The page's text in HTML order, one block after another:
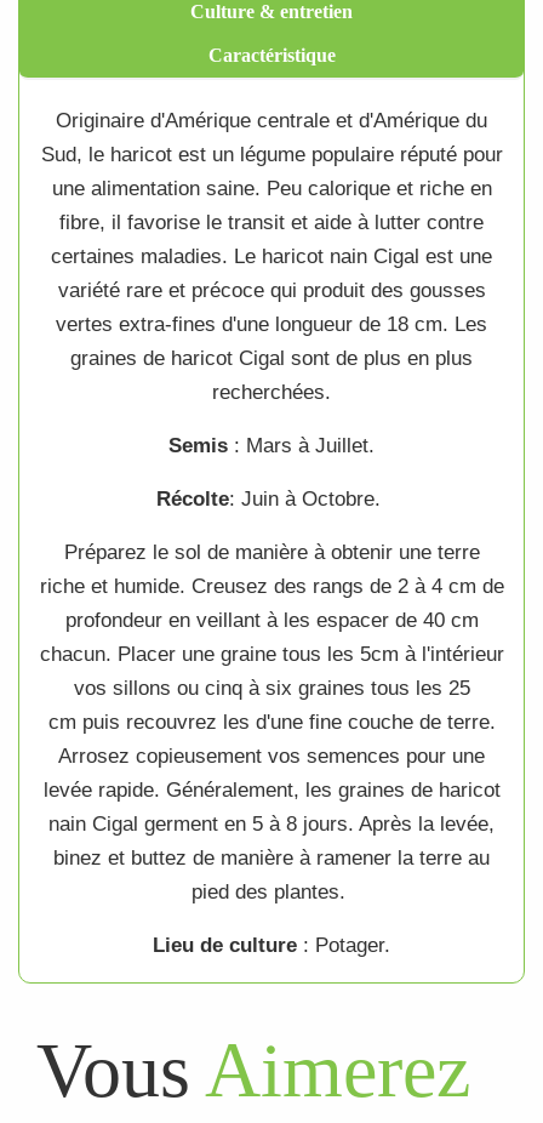
Culture & entretien
Caractéristique
Originaire d'Amérique centrale et d'Amérique du
Sud, le haricotest un légumepopulaire réputé pour
une alimentation saine. Peu calorique et riche en
fibre, il favorise le transit et aide à lutter contre
certaines maladies. Le haricot nain Cigal est une
variété rare et précoce qui produit des gousses
vertes extra-fines d'une longueur de 18 cm. Les
graines de haricot Cigal sont de plus en plus
recherchées.
Semis : Mars à Juillet.
Récolte: Juin à Octobre.
Préparez le sol de manière à obtenir une terre
riche et humide. Creusez des rangs de 2 à 4 cm de
profondeur en veillant à les espacer de 40 cm
chacun. Placer une grainetous les 5cm à l'intérieur
vos sillons ou cinq à six graines tous les 25
cm puis recouvrez les d'une fine couche de terre.
Arrosez copieusement vos semences pour une
levée rapide. Généralement, les graines de haricot
nain Cigal germent en 5 à 8 jours. Après la levée,
binez et buttez de manière à ramener la terre au
pied des plantes.
Lieu de culture : Potager.
VousAimerez